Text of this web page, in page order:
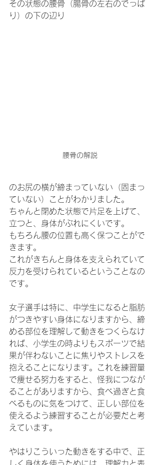
その状態の腰骨（腸骨の左右のでっぱ
り）の下の辺り
腰骨の解説
のお尻の横が締まっていない（固まっ
ていない）ことがわかりました。
ちゃんと閉めた状態で片足を上げて、
立つと、身体がぶれにくいです。
もちろん腰の位置も高く保つことがで
きます。
これがきちんと身体を支えられていて
反力を受けられているということなの
です。
女子選手は特に、中学生になると脂肪
がつきやすい身体になりますから、締
める部位を理解して動きをつくらなけ
れば、小学生の時よりもスポーツで結
果が伴わないことに焦りやストレスを
抱えることになります。これを練習量
で痩せる努力をすると、怪我につなが
ることがありますから、食べ過ぎと食
べるものに気をつけて、正しい部位を
使えるよう練習することが必要だと考
えています。
やはりこういった動きをする中で、正